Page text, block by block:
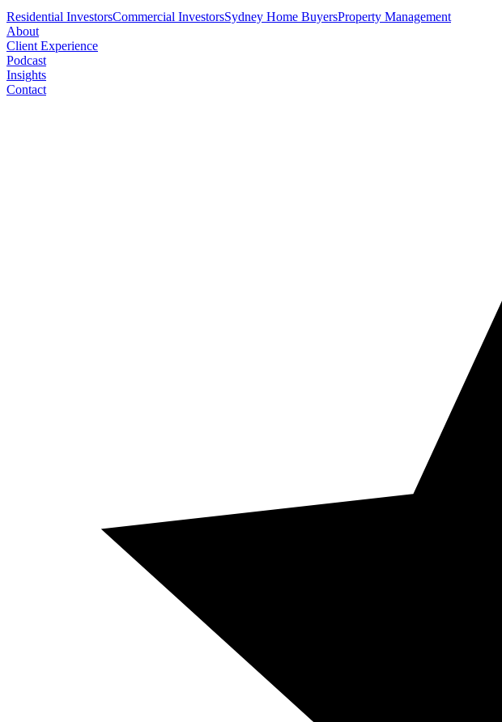
Residential InvestorsCommercial InvestorsSydney Home BuyersProperty Management
About
Client Experience
Podcast
Insights
Contact